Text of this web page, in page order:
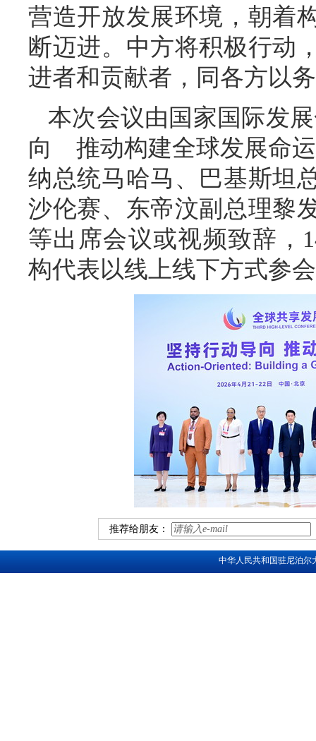
营造开放发展环境，朝着
断迈进。中方将积极行动
进者和贡献者，同各方以
本次会议由国家国际发
向 推动构建全球发展命
纳总统马哈马、巴基斯坦
沙伦赛、东帝汶副总理黎
等出席会议或视频致辞，
构代表以线上线下方式参
推荐给朋友：
中华人民共和国驻尼泊尔